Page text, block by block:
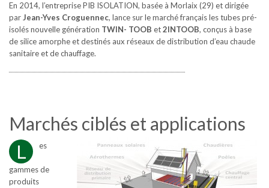
En 2014, l’entreprise PIB ISOLATION, basée à Morlaix (29) et dirigée
parJean-Yves Croguennec, lance sur le marché français les tubes pré-
isolés nouvelle génération TWIN- TOOB et2INTOOB, conçus à base
de silice amorphe et destinés aux réseaux de distribution d’eau chaude
sanitaire et de chauffage.
Marchés ciblés et applications
L es
gammes de
produits